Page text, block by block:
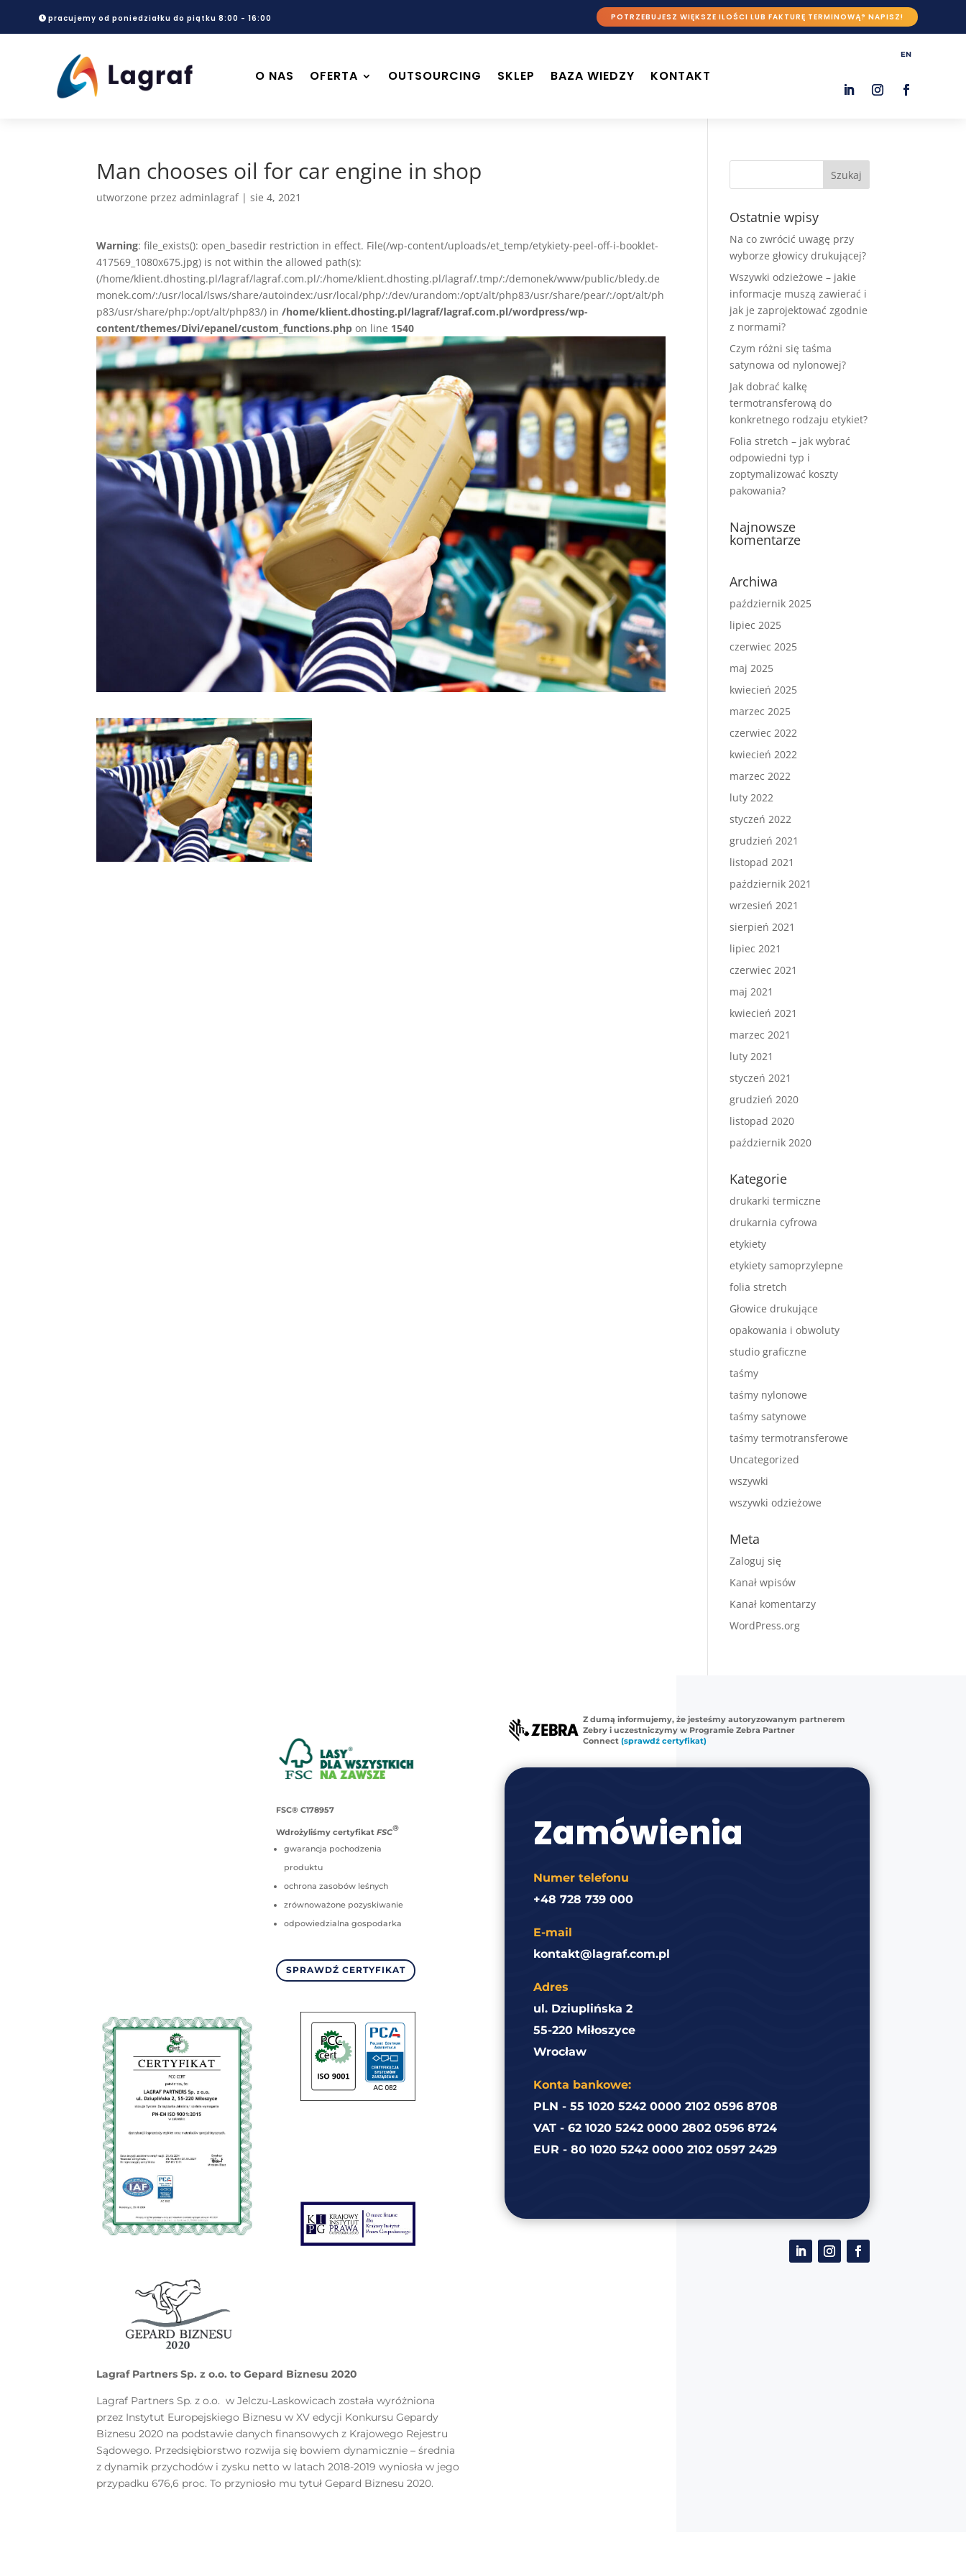
pracujemy od poniedziałku do piątku 8:00 - 16:00 POTRZEBUJESZ WIĘKSZE ILOŚCI LUB FAKTURĘ TERMINOWĄ? NAPISZ!
O NAS OFERTA OUTSOURCING SKLEP BAZA WIEDZY KONTAKT
EN
Man chooses oil for car engine in shop
utworzone przezadminlagraf|sie 4, 2021
Warning: file_exists(): open_basedir restriction in effect. File(/wp-content/uploads/et_temp/etykiety-peel-off-i-booklet-
417569_1080x675.jpg) is not within the allowed path(s):
(/home/klient.dhosting.pl/lagraf/lagraf.com.pl/:/home/klient.dhosting.pl/lagraf/.tmp/:/demonek/www/public/bledy.de
monek.com/:/usr/local/lsws/share/autoindex:/usr/local/php/:/dev/urandom:/opt/alt/php83/usr/share/pear/:/opt/alt/ph
p83/usr/share/php:/opt/alt/php83/) in/home/klient.dhosting.pl/lagraf/lagraf.com.pl/wordpress/wp-
content/themes/Divi/epanel/custom_functions.php on line 1540
Ostatnie wpisy
Na co zwrócić uwagę przy
wyborze głowicy drukującej?
Wszywki odzieżowe – jakie
informacje muszą zawierać i
jak je zaprojektować zgodnie
z normami?
Czym różni się taśma
satynowa od nylonowej?
Jak dobrać kalkę
termotransferową do
konkretnego rodzaju etykiet?
Folia stretch – jak wybrać
odpowiedni typ i
zoptymalizować koszty
pakowania?
Najnowsze
komentarze
Archiwa
październik 2025
lipiec 2025
czerwiec 2025
maj 2025
kwiecień 2025
marzec 2025
czerwiec 2022
kwiecień 2022
marzec 2022
luty 2022
styczeń 2022
grudzień 2021
listopad 2021
październik 2021
wrzesień 2021
sierpień 2021
lipiec 2021
czerwiec 2021
maj 2021
kwiecień 2021
marzec 2021
luty 2021
styczeń 2021
grudzień 2020
listopad 2020
październik 2020
Kategorie
drukarki termiczne
drukarnia cyfrowa
etykiety
etykiety samoprzylepne
folia stretch
Głowice drukujące
opakowania i obwoluty
studio graficzne
taśmy
taśmy nylonowe
taśmy satynowe
taśmy termotransferowe
Uncategorized
wszywki
wszywki odzieżowe
Meta
Zaloguj się
Kanał wpisów
Kanał komentarzy
WordPress.org
FSC® C178957
Wdrożyliśmy certyfikat FSC®
gwarancja pochodzenia
produktu
ochrona zasobów leśnych
zrównoważone pozyskiwanie
odpowiedzialna gospodarka
SPRAWDŹ CERTYFIKAT
Lagraf Partners Sp. z o.o. to Gepard Biznesu 2020
Lagraf Partners Sp. z o.o. w Jelczu-Laskowicach została wyróżniona
przez Instytut Europejskiego Biznesu w XV edycji Konkursu Gepardy
Biznesu 2020 na podstawie danych finansowych z Krajowego Rejestru
Sądowego. Przedsiębiorstwo rozwija się bowiem dynamicznie – średnia
z dynamik przychodów i zysku netto w latach 2018-2019 wyniosła w jego
przypadku 676,6 proc. To przyniosło mu tytuł Gepard Biznesu 2020.
Z dumą informujemy, że jesteśmy autoryzowanym partnerem
Zebry i uczestniczymy w Programie Zebra Partner
Connect (sprawdź certyfikat)
Zamówienia
Numer telefonu
+48 728 739 000
E-mail
kontakt@lagraf.com.pl
Adres
ul. Dziuplińska 2
55-220 Miłoszyce
Wrocław
Konta bankowe:
PLN - 55 1020 5242 0000 2102 0596 8708
VAT - 62 1020 5242 0000 2802 0596 8724
EUR - 80 1020 5242 0000 2102 0597 2429